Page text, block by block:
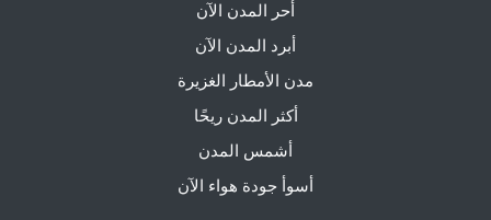
أحر المدن الآن
أبرد المدن الآن
مدن الأمطار الغزيرة
أكثر المدن ريحًا
أشمس المدن
أسوأ جودة هواء الآن